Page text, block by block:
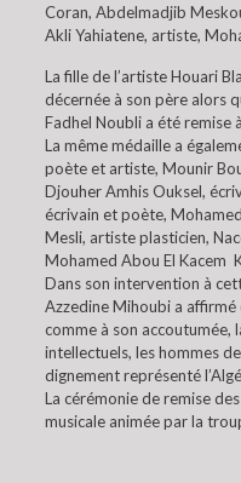
Coran, Abdelmadjib
Akli Yahiatene, artiste,
La fille de l’artiste Houari
décernée à son père alors
Fadhel Noubli a été remise
La même médaille a
poète et artiste, Mounir
Djouher Amhis Ouksel,
écrivain et poète,
Mesli, artiste plasticien,
Mohamed Abou El Kacem
Dans son intervention à
Azzedine Mihoubi a
comme à son accoutumée,
intellectuels, les hommes
dignement représenté
La cérémonie de remise
musicale animée par la